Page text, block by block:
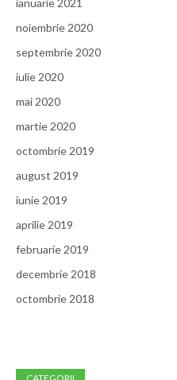
noiembrie 2020
septembrie 2020
iulie 2020
mai 2020
martie 2020
octombrie 2019
august 2019
iunie 2019
aprilie 2019
februarie 2019
decembrie 2018
octombrie 2018